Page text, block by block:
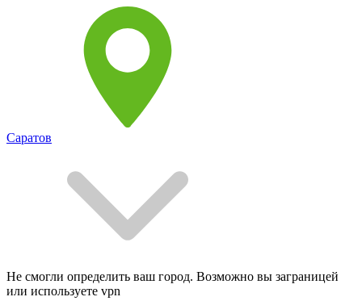
Саратов
Не смогли определить ваш город. Возможно вы заграницей
или используете vpn